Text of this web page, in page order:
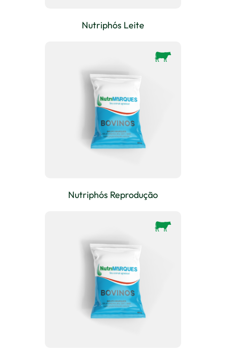
Nutriphós Leite
Nutriphós Reprodução